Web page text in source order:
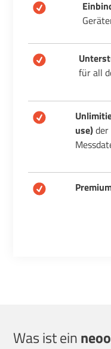
für all
use)
Was ist ein